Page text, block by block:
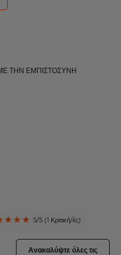
ΤΗΝ ΕΜΠΙΣΤΟΣΥΝΗ
5/5 (1 Κριτική/ές)
Ανακαλύψτε όλες τις